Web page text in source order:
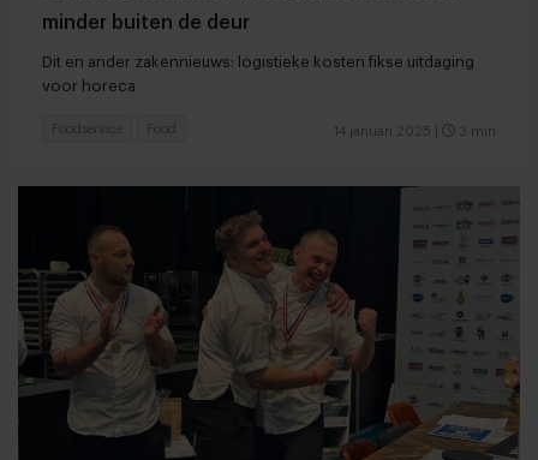
minder buiten de deur
Dit en ander zakennieuws: logistieke kosten fikse uitdaging
voor horeca
14 januari 2025 3 min
Foodservice Food